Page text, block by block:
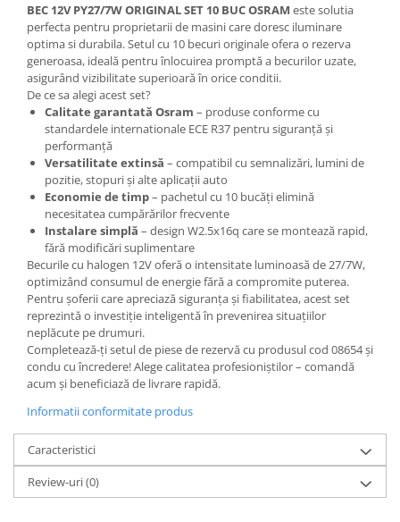
Vopsitorie, Chituri si Adezivi
Curatare si Detailing Exterior
Articole Auto Sezoniere
Produse de Iarna
Cabluri Pornire
Produse de Vara
BEC 12V PY27/7W ORIGINAL SET 10 BUC OSRAM este solutia
perfecta pentru proprietarii de masini care doresc iluminare
optima si durabila. Setul cu 10 becuri originale ofera o rezerva
generoasa, ideală pentru înlocuirea promptă a becurilor uzate,
asigurând vizibilitate superioară în orice conditii.
De ce sa alegi acest set?
Calitate garantată Osram – produse conforme cu
standardele internationale ECE R37 pentru siguranță și
performanță
Versatilitate extinsă – compatibil cu semnalizări, lumini de
pozitie, stopuri și alte aplicații auto
Economie de timp– pachetul cu 10 bucăți elimină
necesitatea cumpărărilor frecvente
Instalare simplă – design W2.5x16q care se montează rapid,
fără modificări suplimentare
Becurile cu halogen 12V oferă o intensitate luminoasă de 27/7W,
optimizând consumul de energie fără a compromite puterea.
Pentru șoferii care apreciază siguranța și fiabilitatea, acest set
reprezintă o investiție inteligentă în prevenirea situațiilor
neplăcute pe drumuri.
Completează-ți setul de piese de rezervă cu produsul cod 08654 și
condu cu încredere! Alege calitatea profesioniștilor – comandă
acum și beneficiază de livrare rapidă.
Informatii conformitate produs
Caracteristici
Review-uri(0)